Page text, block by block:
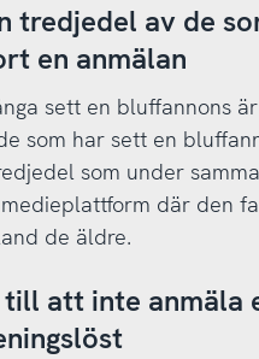
tredjedel av de
en anmälan
sett en bluffannons
som har sett en
som under
där den
de äldre.
till att inte anmäla